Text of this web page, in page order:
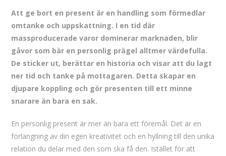
Att ge bort en present är en handling som förmedlar
omtanke och uppskattning. I en tid där
massproducerade varor dominerar marknaden, blir
gåvor som bär en personlig prägel alltmer värdefulla.
De sticker ut, berättar en historia och visar att du lagt
ner tid och tanke på mottagaren. Detta skapar en
djupare koppling och gör presenten till ett minne
snarare än bara en sak.
En personlig present är mer än bara ett föremål. Det är en
förlängning av din egen kreativitet och en hyllning till den unika
relation du delar med den som ska få den. Istället för att